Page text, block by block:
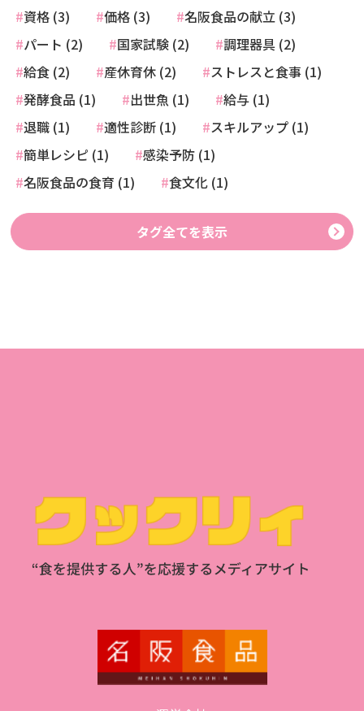
資格 (3)
価格 (3)
名阪食品の献立 (3)
パート (2)
国家試験 (2)
調理器具 (2)
給食 (2)
産休育休 (2)
ストレスと食事 (1)
発酵食品 (1)
出世魚 (1)
給与 (1)
退職 (1)
適性診断 (1)
スキルアップ (1)
簡単レシピ (1)
感染予防 (1)
名阪食品の食育 (1)
食文化 (1)
タグ全てを表示